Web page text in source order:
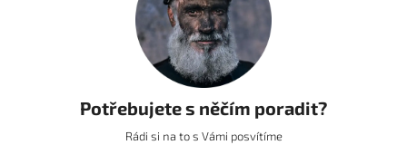
Potřebujete s něčím poradit?
Rádi si na to s Vámi posvítíme